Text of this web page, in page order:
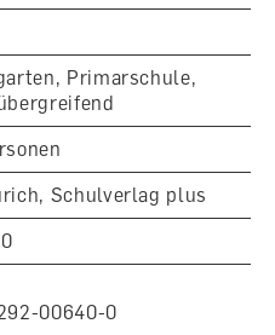
Primarschule,
Schulverlag plus
00640-0